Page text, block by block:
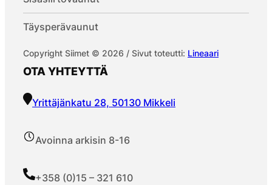
Täysperävaunut
Copyright Siimet © 2026 / Sivut toteutti: Lineaari
OTA YHTEYTTÄ
Yrittäjänkatu 28, 50130 Mikkeli
Avoinna arkisin 8-16
+358 (0)15 – 321 610